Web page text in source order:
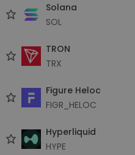
Solana
SOL
TRON
TRX
Figure Heloc
FIGR_HELOC
Hyperliquid
HYPE